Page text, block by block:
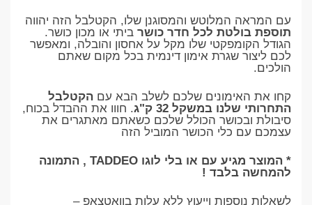
עם המראה המלוטש והמסוגנן שלו, הקטלבל הזה יהווה
תוספת בולטת לכל חדר כושר ביתי או מכון כושר.
הגודל הקומפקטי שלו מקל על אחסון והובלה, ומאפשר
לכם ליצור שגרת אימון דינמית בכל מקום שאתם
הולכים.
קחו את האימונים שלכם לשלב הבא עםהקטלבל
התחרותי שלנו במשקל 32 ק"ג
. חווו את ההבדל בכוח,
סיבולת ובכושר הכולל שלכם כשאתם מאתגרים את
עצמכם עם כלי הכושר המוביל הזה
* המוצר מגיע עם או בלי לוגו TADDEO , התמונה
להמחשה בלבד !
לשאלות נוספות וייעוץ ללא עלות בוואטצאפ –